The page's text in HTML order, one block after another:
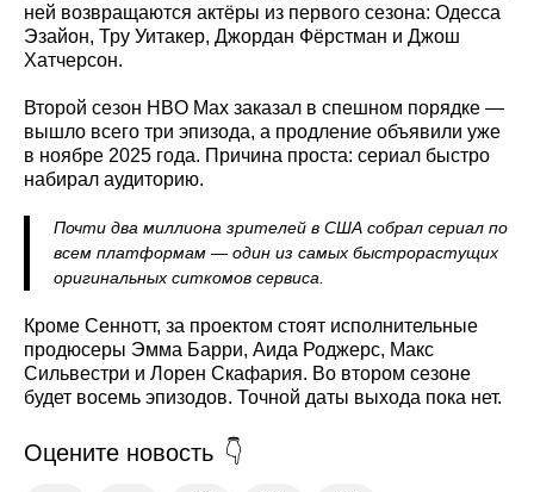
ней возвращаются актёры из первого сезона: Одесса
Эзайон, Тру Уитакер, Джордан Фёрстман и Джош
Хатчерсон.
Второй сезон HBO Max заказал в спешном порядке —
вышло всего три эпизода, а продление объявили уже
в ноябре 2025 года. Причина проста: сериал быстро
набирал аудиторию.
Почти два миллиона зрителей в США собрал сериал по
всем платформам — один из самых быстрорастущих
оригинальных ситкомов сервиса.
Кроме Сеннотт, за проектом стоят исполнительные
продюсеры Эмма Барри, Аида Роджерс, Макс
Сильвестри и Лорен Скафария. Во втором сезоне
будет восемь эпизодов. Точной даты выхода пока нет.
Оцените новость